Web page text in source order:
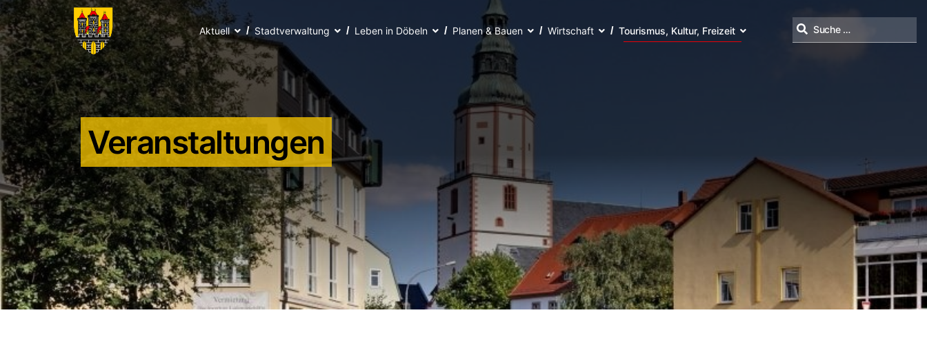
Aktuell Stadtverwaltung Leben in Döbeln Planen & Bauen Wirtschaft Tourismus, Kultur, Freizeit
Veranstaltungen